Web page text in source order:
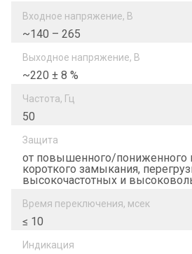
Входное напряжение, В
~140 – 265
Выходное напряжение, В
~220 ± 8 %
Частота, Гц
50
Защита
от повышенного/пониженного
короткого замыкания,
высокочастотных и
Время переключения, мсек
≤ 10
Индикация